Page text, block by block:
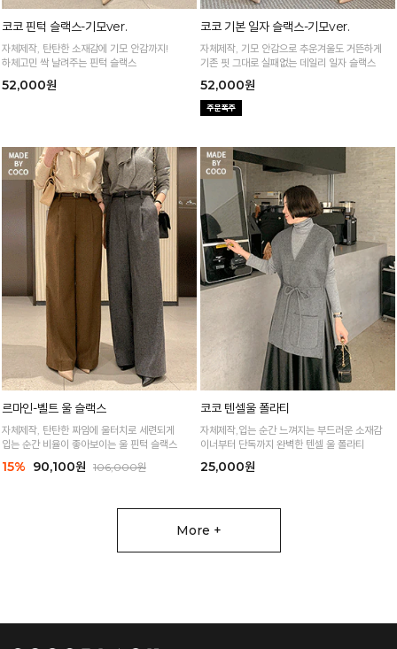
코코 핀턱 슬랙스-기모ver.
자체제작, 탄탄한 소재감에 기모 안감까지!
하체고민 싹 날려주는 핀턱 슬랙스
52,000원
코코 기본 일자 슬랙스-기모ver.
자체제작, 기모 안감으로 추운겨울도 거뜬하게
기존 핏 그대로 실패없는 데일리 일자 슬랙스
52,000원
르마인-벨트 울 슬랙스
자체제작, 탄탄한 짜임에 울터치로 세련되게
입는 순간 비율이 좋아보이는 울 핀턱 슬랙스
15% 90,100원 106,000원
코코 텐셀울 폴라티
자체제작,입는 순간 느껴지는 부드러운 소재감
이너부터 단독까지 완벽한 텐셀 울 폴라티
25,000원
More +